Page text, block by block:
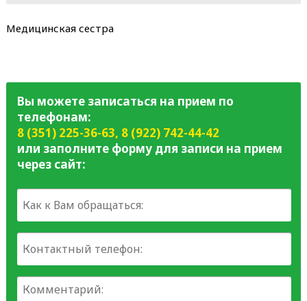
Медицинская сестра
Вы можете записаться на прием по
телефонам:
8 (351) 225-36-63, 8 (922) 742-44-42
или заполните форму для записи на прием
через сайт: